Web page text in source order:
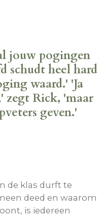
jouw pogingen
schudt heel hard
waard.' 'Ja
zegt Rick, 'maar
geven.'
de klas durft te
deed en waarom
is iedereen